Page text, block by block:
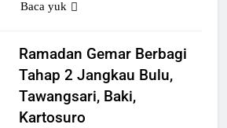
Baca yuk
Ramadan Gemar Berbagi
Tahap 2 Jangkau Bulu,
Tawangsari, Baki,
Kartosuro